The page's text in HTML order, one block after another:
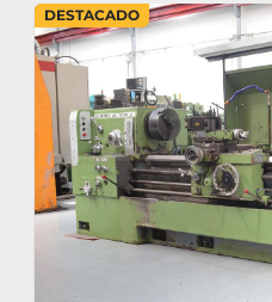
DESTACADO